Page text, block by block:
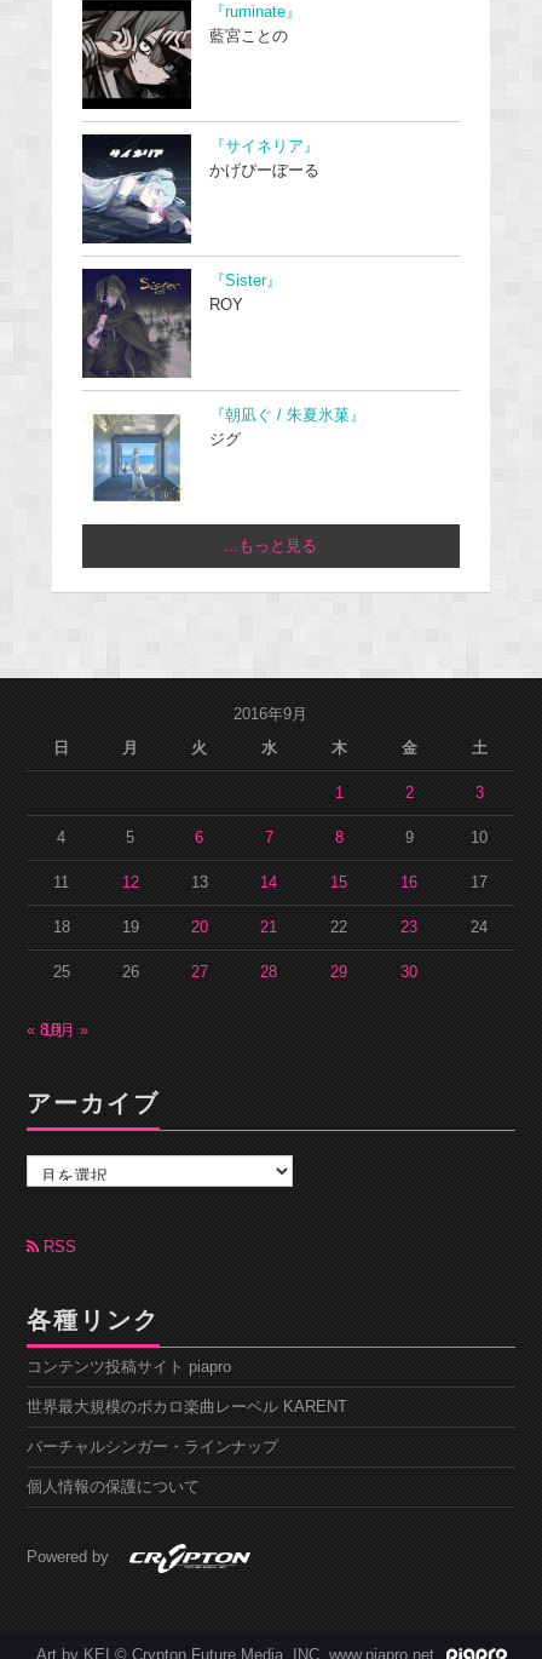
『ruminate』
藍宮ことの
『サイネリア』
かげぴーぼーる
『Sister』
ROY
『朝凪ぐ / 朱夏氷菓』
ジグ
...もっと見る
2016年9月
日
月 火 水 木 金 土
1 2 3
4 5 6 7 8 9 10
11 12 13 14 15 16 17
18 19 20 21 22 23 24
25 26 27 28 29 30
« 8月
10月 »
アーカイブ
カ
ブ RSS
各種リンク
コンテンツ投稿サイト piapro
世界最大規模のボカロ楽曲レーベル KARENT
バーチャルシンガー・ラインナップ
個人情報の保護について
Powered by
Art by KEI © Crypton Future Media, INC. www.piapro.net